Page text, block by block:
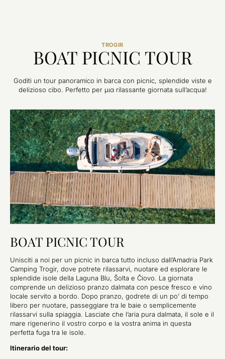
TROGIR
BOAT PICNIC TOUR
Goditi un tour panoramico in barca con picnic, splendide viste e
delizioso cibo. Perfetto per μια rilassante giornata sull’acqua!
BOAT PICNIC TOUR
Unisciti a noi per un picnic in barca tutto incluso dall’Amadria Park
Camping Trogir, dove potrete rilassarvi, nuotare ed esplorare le
splendide isole della Laguna Blu, Šolta e Čiovo. La giornata
comprende un delizioso pranzo dalmata con pesce fresco e vino
locale servito a bordo. Dopo pranzo, godrete di un po’ di tempo
libero per nuotare, passeggiare tra le baie o semplicemente
rilassarvi sulla spiaggia. Lasciate che l’aria pura dalmata, il sole e il
mare rigenerino il vostro corpo e la vostra anima in questa
perfetta fuga tra le isole.
Itinerario del tour: